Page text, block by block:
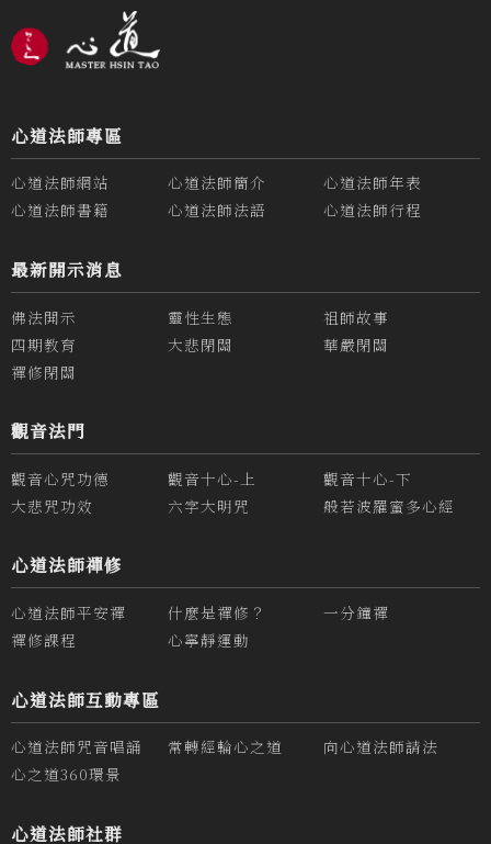
心道法師專區
心道法師網站 心道法師簡介
心道法師年表
心道法師書籍
心道法師法語 心道法師行程
最新開示消息
佛法開示 靈性生態
祖師故事
四期教育
大悲閉關
華嚴閉關
禪修閉關
觀音法門
觀音心咒功德 觀音十心-上
觀音十心-下
大悲咒功效
六字大明咒 般若波羅蜜多心經
心道法師禪修
心道法師平安禪 什麼是禪修？
一分鐘禪
禪修課程
心寧靜運動
心道法師互動專區
心道法師咒音唱誦 常轉經輪心之道
向心道法師請法
心之道360環景
心道法師社群